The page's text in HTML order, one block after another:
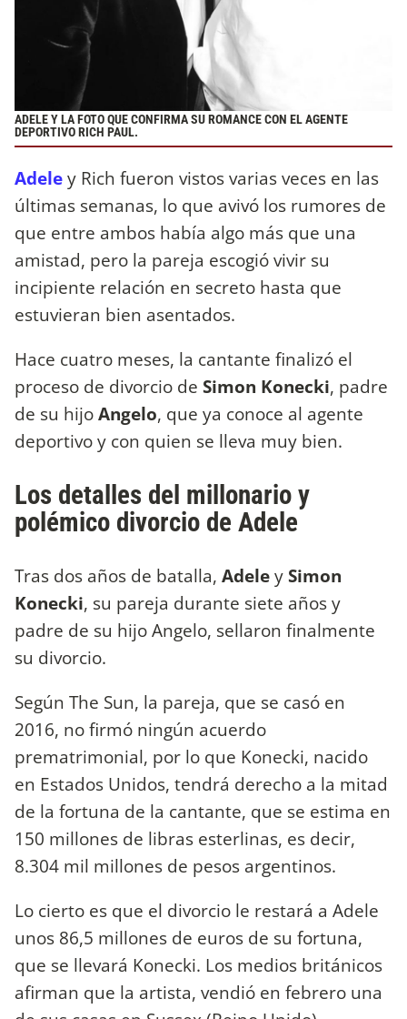
ADELE Y LA FOTO QUE CONFIRMA SU ROMANCE CON EL AGENTE
DEPORTIVO RICH PAUL.
Adeley Rich fueron vistos varias veces en las
últimas semanas, lo que avivó los rumores de
que entre ambos había algo más que una
amistad, pero la pareja escogió vivir su
incipiente relación en secreto hasta que
estuvieran bien asentados.
Hace cuatro meses, la cantante finalizó el
proceso de divorcio de Simon Konecki, padre
de su hijoAngelo, que ya conoce al agente
deportivo y con quien se lleva muy bien.
Los detalles del millonario y
polémico divorcio de Adele
Tras dos años de batalla, AdeleySimon
Konecki, su pareja durante siete años y
padre de su hijo Angelo, sellaron finalmente
su divorcio.
Según The Sun, la pareja, que se casó en
2016, no firmó ningún acuerdo
prematrimonial, por lo que Konecki, nacido
en Estados Unidos, tendrá derecho a la mitad
de la fortuna de la cantante, que se estima en
150 millones de libras esterlinas, es decir,
8.304 mil millones de pesos argentinos.
Lo cierto es que el divorcio le restará a Adele
unos 86,5 millones de euros de su fortuna,
que se llevará Konecki. Los medios británicos
afirman que la artista, vendió en febrero una